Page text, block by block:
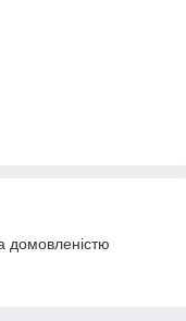
домовленістю